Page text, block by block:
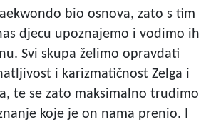
bio osnova, zato s tim
djecu upoznajemo i vodimo ih
Svi skupa želimo opravdati
i karizmatičnost Zelga i
te se zato maksimalno trudimo
koje je on nama prenio. I